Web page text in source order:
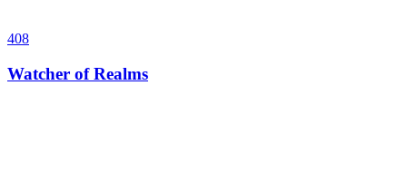
408
Watcher of Realms